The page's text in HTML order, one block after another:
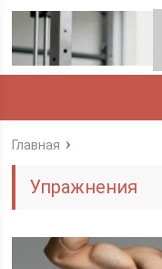
Главная
Упражнения